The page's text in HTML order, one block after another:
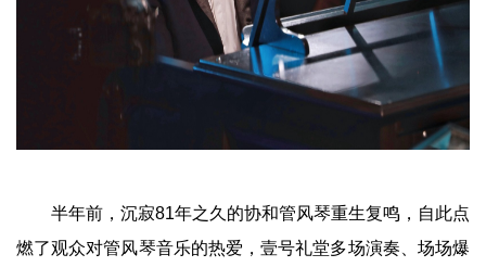
半年前，沉寂81年之久的协和管风琴重生复鸣，自此点
燃了观众对管风琴音乐的热爱，壹号礼堂多场演奏、场场爆